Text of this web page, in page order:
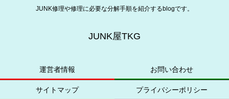
JUNK修理や修理に必要な分解手順を紹介するblogです。
JUNK屋TKG
運営者情報 お問い合わせ
サイトマップ プライバシーポリシー